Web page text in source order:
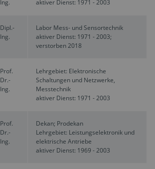
Ing.
aktiver Dienst: 1971 - 2003
Dipl.-
Ing.
Labor Mess- und Sensortechnik
aktiver Dienst: 1971 - 2003;
verstorben 2018
Prof.
Dr.-
Ing.
Lehrgebiet: Elektronische
Schaltungen und Netzwerke,
Messtechnik
aktiver Dienst: 1971 - 2003
Prof.
Dr.-
Ing.
Dekan; Prodekan
Lehrgebiet: Leistungselektronik und
elektrische Antriebe
aktiver Dienst: 1969 - 2003